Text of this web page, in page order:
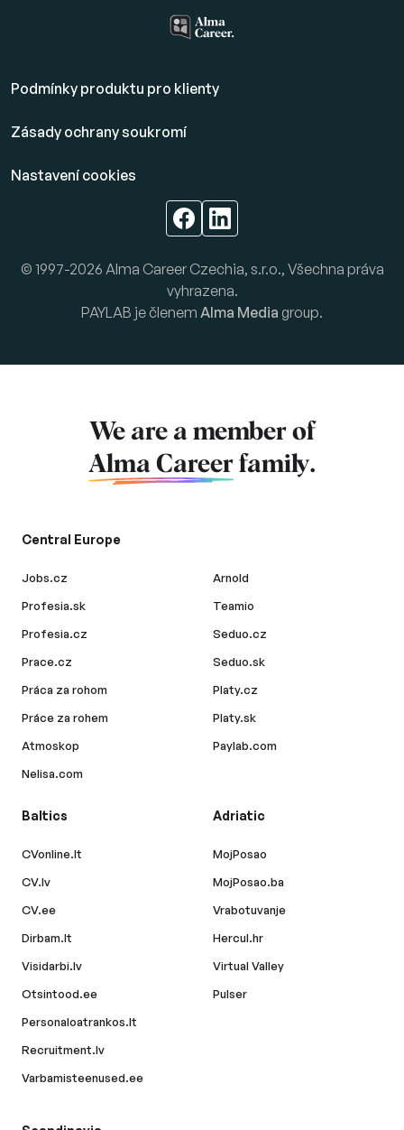
Podmínky produktu pro klienty
Zásady ochrany soukromí
Nastavení cookies
© 1997-2026 Alma Career Czechia, s.r.o., Všechna práva
vyhrazena.
PAYLAB je členem Alma Media group.
We are a member of
Alma Career family.
Central Europe
Jobs.cz
Profesia.sk
Profesia.cz
Prace.cz
Práca za rohom
Práce za rohem
Atmoskop
Nelisa.com
Arnold
Teamio
Seduo.cz
Seduo.sk
Platy.cz
Platy.sk
Paylab.com
Baltics
CVonline.lt
CV.lv
CV.ee
Dirbam.lt
Visidarbi.lv
Otsintood.ee
Personaloatrankos.lt
Recruitment.lv
Varbamisteenused.ee
Adriatic
MojPosao
MojPosao.ba
Vrabotuvanje
Hercul.hr
Virtual Valley
Pulser